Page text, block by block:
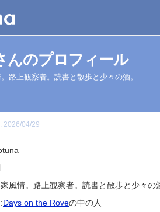
んのプロフィール
路上観察者。読書と散歩と少々の酒。
2026/04/29
風情。路上観察者。読書と散歩と少々の
Days on the Roveの中の人